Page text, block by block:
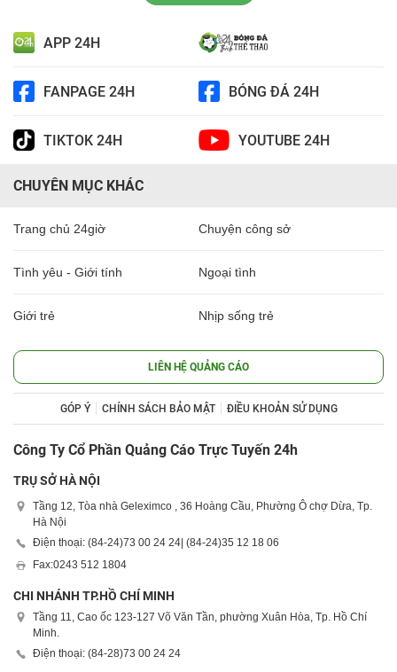
APP 24H
FANPAGE 24H BÓNG ĐÁ 24H
TIKTOK 24H YOUTUBE 24H
CHUYÊN MỤC KHÁC
Trang chủ 24giờ Chuyện công sở
Tình yêu - Giới tính Ngoại tình
Giới trẻ Nhịp sống trẻ
LIÊN HỆ QUẢNG CÁO
GÓP Ý CHÍNH SÁCH BẢO MẬT ĐIỀU KHOẢN SỬ DỤNG
Công Ty Cổ Phần Quảng Cáo Trực Tuyến 24h
TRỤ SỞ HÀ NỘI
Tầng 12, Tòa nhà Geleximco , 36 Hoàng Cầu, Phường Ô chợ Dừa, Tp.
Hà Nội
Điện thoại: (84-24)73 00 24 24 | (84-24)35 12 18 06
Fax:0243 512 1804
CHI NHÁNH TP.HỒ CHÍ MINH
Tầng 11, Cao ốc 123-127 Võ Văn Tần, phường Xuân Hòa, Tp. Hồ Chí
Minh.
Điện thoại: (84-28)73 00 24 24